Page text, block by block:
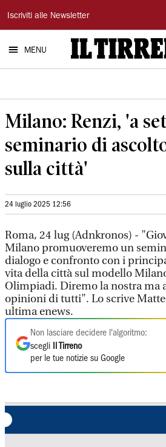
Il
Tirreno
Iscriviti alle Newsletter
MENU
Milano: Renzi, 'a
seminario di
sulla città'
24 luglio 2025 12:56
Roma, 24 lug (Adnkronos) -
Milano promuoveremo un
dialogo e confronto con i
vita della città sul modello
Olimpiadi. Diremo la nostra ma
opinioni di tutti". Lo scrive
ultima enews.
Non lasciare decidere l'algoritmo:
scegli
Il Tirreno
per le tue notizie su Google